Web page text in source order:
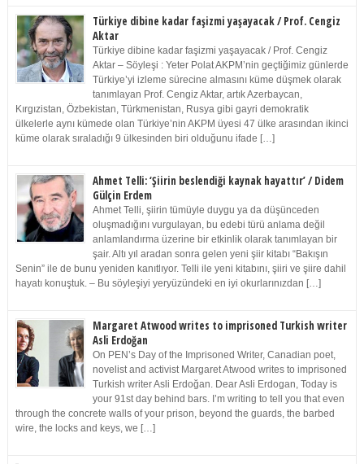
Türkiye dibine kadar faşizmi yaşayacak / Prof. Cengiz
Aktar
Türkiye dibine kadar faşizmi yaşayacak / Prof. Cengiz
Aktar – Söyleşi : Yeter Polat AKPM’nin geçtiğimiz günlerde
Türkiye’yi izleme sürecine almasını küme düşmek olarak
tanımlayan Prof. Cengiz Aktar, artık Azerbaycan,
Kırgızistan, Özbekistan, Türkmenistan, Rusya gibi gayri demokratik
ülkelerle aynı kümede olan Türkiye’nin AKPM üyesi 47 ülke arasından ikinci
küme olarak sıraladığı 9 ülkesinden biri olduğunu ifade […]
Ahmet Telli: ‘Şiirin beslendiği kaynak hayattır’ / Didem
Gülçin Erdem
Ahmet Telli, şiirin tümüyle duygu ya da düşünceden
oluşmadığını vurgulayan, bu edebi türü anlama değil
anlamlandırma üzerine bir etkinlik olarak tanımlayan bir
şair. Altı yıl aradan sonra gelen yeni şiir kitabı “Bakışın
Senin” ile de bunu yeniden kanıtlıyor. Telli ile yeni kitabını, şiiri ve şiire dahil
hayatı konuştuk. – Bu söyleşiyi yeryüzündeki en iyi okurlarınızdan […]
Margaret Atwood writes to imprisoned Turkish writer
Asli Erdoğan
On PEN’s Day of the Imprisoned Writer, Canadian poet,
novelist and activist Margaret Atwood writes to imprisoned
Turkish writer Asli Erdoğan. Dear Asli Erdogan, Today is
your 91st day behind bars. I’m writing to tell you that even
through the concrete walls of your prison, beyond the guards, the barbed
wire, the locks and keys, we […]